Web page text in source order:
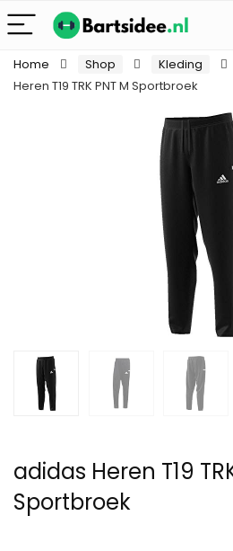
Home Shop Kleding
Heren T19 TRK PNT M Sportbroek
adidas Heren T19
Sportbroek